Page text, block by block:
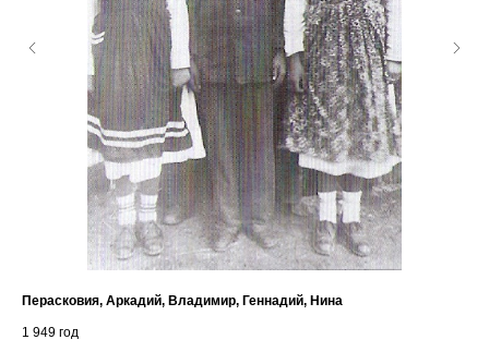
Перасковия, Аркадий, Владимир, Геннадий, Нина
1 949 год